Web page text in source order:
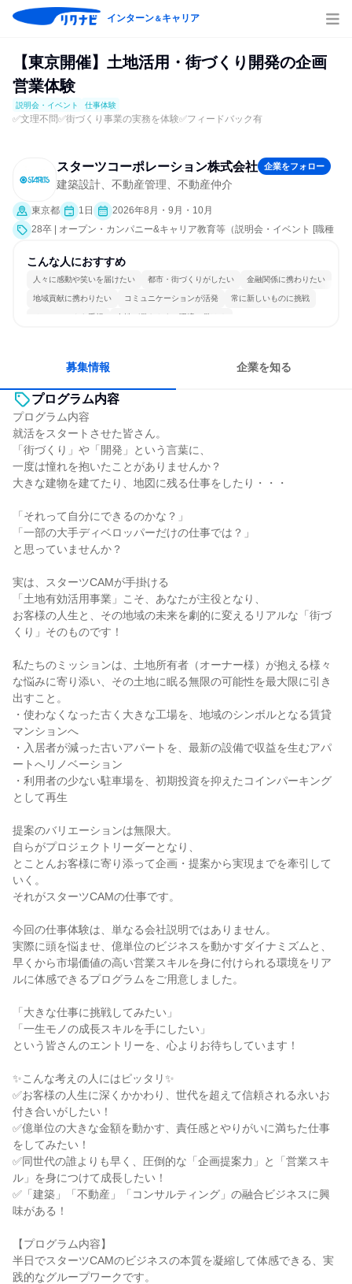
インターン＆キャリア
【東京開催】土地活用・街づくり開発の企画
営業体験
説明会・イベント 仕事体験
✅️文理不問✅️街づくり事業の実務を体験✅️フィードバック有
スターツコーポレーション株式会社 企業をフォロー
建築設計、不動産管理、不動産仲介
東京都 1日
2026年8月・9月・10月
28卒 | オープン・カンパニー&キャリア教育等（説明会・イベント [職種
業界研究]、仕事体験）
こんな人におすすめ
人々に感動や笑いを届けたい 都市・街づくりがしたい 金融関係に携わりたい
地域貢献に携わりたい コミュニケーションが活発 常に新しいものに挑戦
チームワークを重視 女性が働きやすい環境で働ける
募集情報 企業を知る
プログラム内容
プログラム内容
就活をスタートさせた皆さん。
「街づくり」や「開発」という言葉に、
一度は憧れを抱いたことがありませんか？
大きな建物を建てたり、地図に残る仕事をしたり・・・
「それって自分にできるのかな？」
「一部の大手ディベロッパーだけの仕事では？」
と思っていませんか？
実は、スターツCAMが手掛ける
「土地有効活用事業」こそ、あなたが主役となり、
お客様の人生と、その地域の未来を劇的に変えるリアルな「街づ
くり」そのものです！
私たちのミッションは、土地所有者（オーナー様）が抱える様々
な悩みに寄り添い、その土地に眠る無限の可能性を最大限に引き
出すこと。
・使わなくなった古く大きな工場を、地域のシンボルとなる賃貸
マンションへ
・入居者が減った古いアパートを、最新の設備で収益を生むアパ
ートへリノベーション
・利用者の少ない駐車場を、初期投資を抑えたコインパーキング
として再生
提案のバリエーションは無限大。
自らがプロジェクトリーダーとなり、
とことんお客様に寄り添って企画・提案から実現までを牽引して
いく。
それがスターツCAMの仕事です。
今回の仕事体験は、単なる会社説明ではありません。
実際に頭を悩ませ、億単位のビジネスを動かすダイナミズムと、
早くから市場価値の高い営業スキルを身に付けられる環境をリア
ルに体感できるプログラムをご用意しました。
「大きな仕事に挑戦してみたい」
「一生モノの成長スキルを手にしたい」
という皆さんのエントリーを、心よりお待ちしています！
✨こんな考えの人にはピッタリ✨
✅お客様の人生に深くかかわり、世代を超えて信頼される永いお
付き合いがしたい！
✅億単位の大きな金額を動かす、責任感とやりがいに満ちた仕事
をしてみたい！
✅同世代の誰よりも早く、圧倒的な「企画提案力」と「営業スキ
ル」を身につけて成長したい！
✅「建築」「不動産」「コンサルティング」の融合ビジネスに興
味がある！
【プログラム内容】
半日でスターツCAMのビジネスの本質を凝縮して体感できる、実
践的なグループワークです。